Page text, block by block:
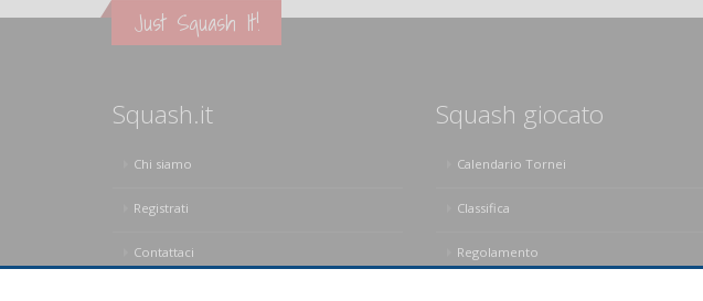
Just Squash It!
Squash.it
Chi siamo
Registrati
Contattaci
Squash giocato
Calendario Tornei
Classifica
Regolamento